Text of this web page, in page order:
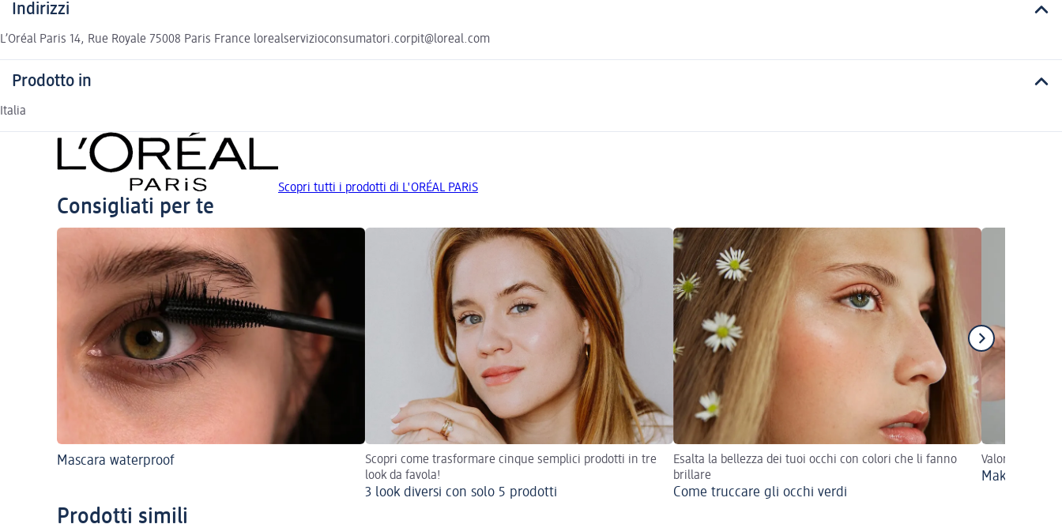
Indirizzi
L’Oréal Paris 14, Rue Royale 75008 Paris France lorealservizioconsumatori.corpit@loreal.com
Prodotto in
Italia
Scopri tutti i prodotti di L'ORÉAL PARiS
Consigliati per te
Mascara waterproof
Scopri come trasformare cinque semplici prodotti in tre
look da favola!
3 look diversi con solo 5 prodotti
Esalta la bellezza dei tuoi occhi con colori che li fanno
brillare
Come truccare gli occhi verdi
Valorizza la
Make-up da
Prodotti simili